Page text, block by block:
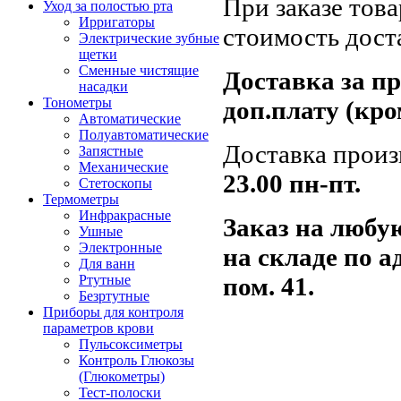
Уход за полостью рта
Ирригаторы
Электрические зубные
щетки
Сменные чистящие
насадки
Тонометры
Автоматические
Полуавтоматические
Запястные
Механические
Стетоскопы
Термометры
Инфракрасные
Ушные
Электронные
Для ванн
Ртутные
Безртутные
Приборы для контроля
параметров крови
Пульсоксиметры
Контроль Глюкозы
(Глюкометры)
Тест-полоски
При заказе
стоимость
Доставка за
доп.плату
Доставка
23.00 пн-пт.
Заказ на
на складе по
пом. 41.